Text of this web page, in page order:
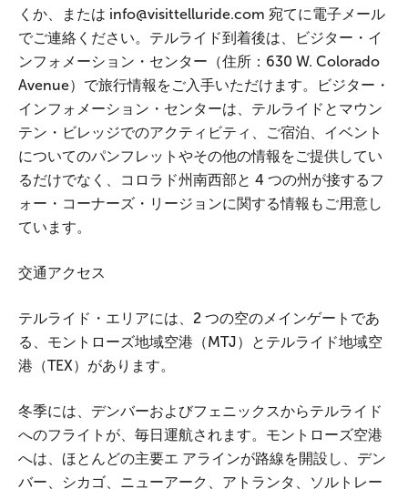
くか、または info@visittelluride.com 宛てに電子メール
でご連絡ください。テルライド到着後は、ビジター・イ
ンフォメーション・センター（住所：630 W. Colorado
Avenue）で旅行情報をご入手いただけます。ビジター・
インフォメーション・センターは、テルライドとマウン
テン・ビレッジでのアクティビティ、ご宿泊、イベント
についてのパンフレットやその他の情報をご提供してい
るだけでなく、コロラド州南西部と 4 つの州が接するフ
ォー・コーナーズ・リージョンに関する情報もご用意し
ています。
交通アクセス
テルライド・エリアには、2 つの空のメインゲートであ
る、モントローズ地域空港（MTJ）とテルライド地域空
港（TEX）があります。
冬季には、デンバーおよびフェニックスからテルライド
へのフライトが、毎日運航されます。モントローズ空港
へは、ほとんどの主要エ アラインが路線を開設し、デン
バー、シカゴ、ニューアーク、アトランタ、ソルトレー